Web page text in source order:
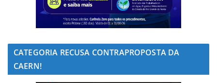
CATEGORIA RECUSA CONTRAPROPOSTA DA
CAERN!